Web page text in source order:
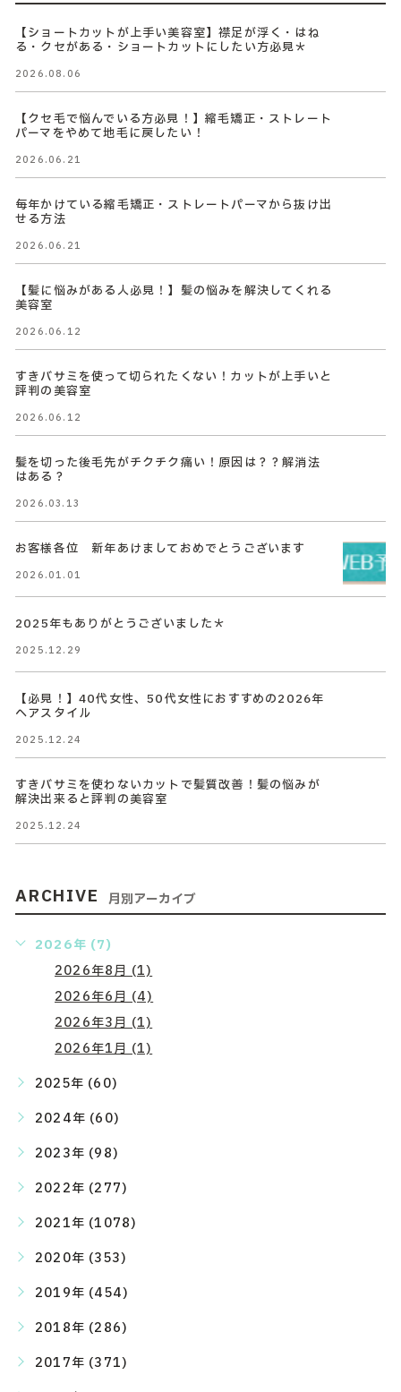
【ショートカットが上手い美容室】襟足が浮く・はね
る・クセがある・ショートカットにしたい方必見＊
2026.08.06
【クセ毛で悩んでいる方必見！】縮毛矯正・ストレート
パーマをやめて地毛に戻したい！
2026.06.21
毎年かけている縮毛矯正・ストレートパーマから抜け出
せる方法
2026.06.21
【髪に悩みがある人必見！】髪の悩みを解決してくれる
美容室
2026.06.12
すきバサミを使って切られたくない！カットが上手いと
評判の美容室
2026.06.12
髪を切った後毛先がチクチク痛い！原因は？？解消法
はある？
2026.03.13
お客様各位 新年あけましておめでとうございます
2026.01.01
2025年もありがとうございました＊
2025.12.29
【必見！】40代女性、50代女性におすすめの2026年
ヘアスタイル
2025.12.24
すきバサミを使わないカットで髪質改善！髪の悩みが
解決出来ると評判の美容室
2025.12.24
ARCHIVE 月別アーカイブ
2026年 (7)
2026年8月 (1)
2026年6月 (4)
2026年3月 (1)
2026年1月 (1)
2025年 (60)
2024年 (60)
2023年 (98)
2022年 (277)
2021年 (1078)
2020年 (353)
2019年 (454)
2018年 (286)
2017年 (371)